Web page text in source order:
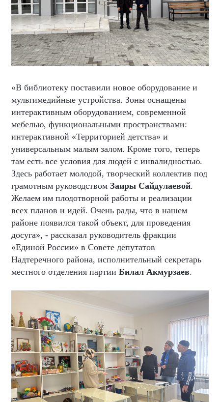
«В библиотеку поставили новое оборудование и
мультимедийные устройства. Зоны оснащены
интерактивным оборудованием, современной
мебелью, функциональными пространствами:
интерактивной «Территорией детства» и
универсальным малым залом. Кроме того, теперь
там есть все условия для людей с инвалидностью.
Здесь работает молодой, творческий коллектив под
грамотным руководством Заиры Сайдулаевой.
Желаем им плодотворной работы и реализации
всех планов и идей. Очень рады, что в нашем
районе появился такой объект, для проведения
досуга», - рассказал руководитель фракции
«Единой России» в Совете депутатов
Надтеречного района, исполнительный секретарь
местного отделения партии Билал Акмурзаев.